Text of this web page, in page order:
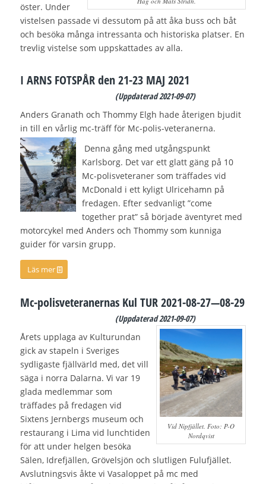
öster. Under
vistelsen passade vi dessutom på att åka buss och båt
och besöka många intressanta och historiska platser. En
trevlig vistelse som uppskattades av alla.
I ARNS FOTSPÅR den 21-23 MAJ 2021
(Uppdaterad 2021-09-07)
Anders Granath och Thommy Elgh hade återigen bjudit
in till en vårlig mc-träff för Mc-polis-veteranerna.
Denna gång med utgångspunkt
Karlsborg. Det var ett glatt gäng på 10
Mc-polisveteraner som träffades vid
McDonald i ett kyligt Ulricehamn på
fredagen. Efter sedvanligt ”come
together prat” så började äventyret med
motorcykel med Anders och Thommy som kunniga
guider för varsin grupp.
Läs mer
Mc-polisveteranernas Kul TUR 2021-08-27—08-29
(Uppdaterad 2021-09-07)
Vid Nipfjället. Foto: P-O
Nordqvist
Årets upplaga av Kulturundan
gick av stapeln i Sveriges
sydligaste fjällvärld med, det vill
säga i norra Dalarna. Vi var 19
glada medlemmar som
träffades på fredagen vid
Sixtens Jernbergs museum och
restaurang i Lima vid lunchtiden
för att under helgen besöka
Sälen, Idrefjällen, Grövelsjön och slutligen Fulufjället.
Avslutningsvis åkte vi Vasaloppet på mc med